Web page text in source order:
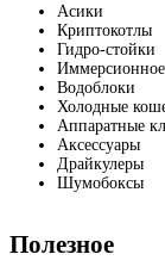
Асики
Криптокотлы
Гидро-стойки
Водоблоки
Холодные
Аппаратные
Аксессуары
Драйкулеры
Шумобоксы
Полезное